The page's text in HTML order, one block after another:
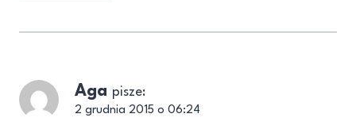
Aga pisze:
2 grudnia 2015 o 06:24